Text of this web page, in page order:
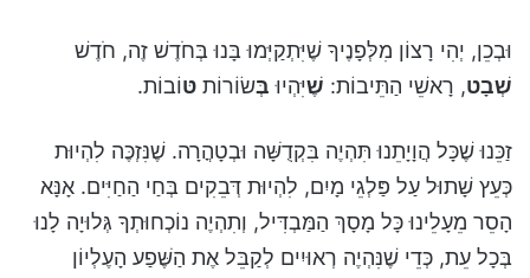
וּבְכֵן, יְהִי רָצוֹן מִלְּפָנֶיךָ שֶׁיִּתְקַיְּמוּ בָּנוּ בְּחֹדֶשׁ זֶה, חֹדֶשׁ
שְׁבָט, רָאשֵׁי הַתֵּיבוֹת: שֶׁיִּהְיוּ בְּשׂוֹרוֹת טּוֹבוֹת.
זַכֵּנוּ שֶׁכָּל הֲוָיָתֵנוּ תִּהְיֶה בִּקְדֻשָּׁה וּבְטָהֳרָה. שֶׁנִּזְכֶּה לִהְיוּת
כְּעֵץ שָׁתוּל עַל פַּלְגֵי מָיִם, לִהְיוּת דְּבֵקִים בְּחַי הַחַיִּים. אָנָּא
הָסֵר מֵעָלֵינוּ כָּל מָסָךְ הַמַּבְדִּיל, וְתִהְיֶה נוֹכְחוּתְךָ גְּלוּיָה לָנוּ
בְּכָל עֵת, כְּדֵי שֶׁנִּהְיֶה רְאוּיִים לְקַבֵּל אֶת הַשֶּׁפַע הָעֶלְיוֹן